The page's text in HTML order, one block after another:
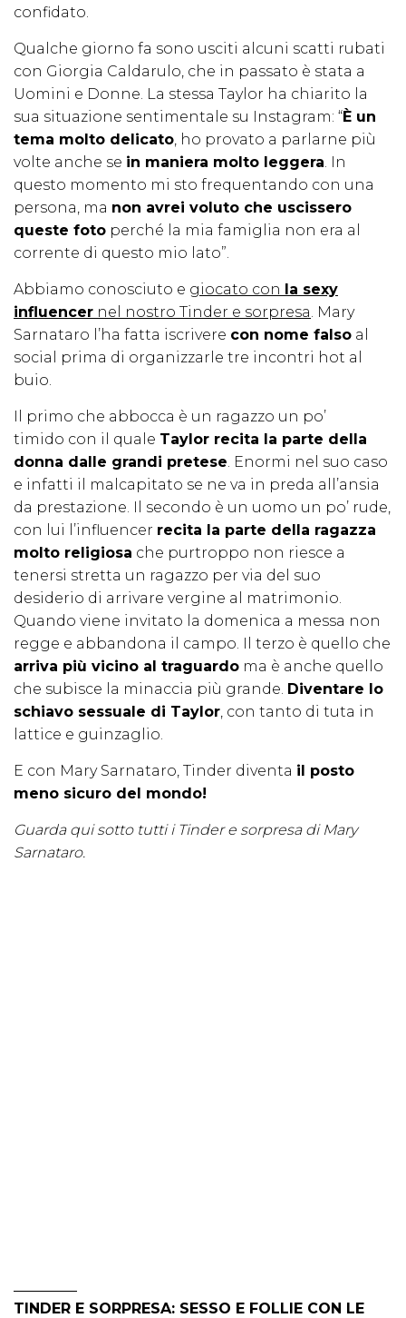
confidato.
Qualche giorno fa sono usciti alcuni scatti rubati
con Giorgia Caldarulo, che in passato è stata a
Uomini e Donne. La stessa Taylor ha chiarito la
sua situazione sentimentale su Instagram: “È un
tema molto delicato, ho provato a parlarne più
volte anche se in maniera molto leggera. In
questo momento mi sto frequentando con una
persona, ma non avrei voluto che uscissero
queste foto perché la mia famiglia non era al
corrente di questo mio lato”.
Abbiamo conosciuto e giocato con
la sexy
influencer nel nostro Tinder e sorpresa. Mary
Sarnataro l’ha fatta iscrivere con nome falso al
social prima di organizzarle tre incontri hot al
buio.
Il primo che abbocca è un ragazzo un po’
timido con il quale Taylor recita la parte della
donna dalle grandi pretese. Enormi nel suo caso
e infatti il malcapitato se ne va in preda all’ansia
da prestazione. Il secondo è un uomo un po’ rude,
con lui l’influencer recita la parte della ragazza
molto religiosa che purtroppo non riesce a
tenersi stretta un ragazzo per via del suo
desiderio di arrivare vergine al matrimonio.
Quando viene invitato la domenica a messa non
regge e abbandona il campo. Il terzo è quello che
arriva più vicino al traguardo ma è anche quello
che subisce la minaccia più grande. Diventare lo
schiavo sessuale di Taylor, con tanto di tuta in
lattice e guinzaglio.
E con Mary Sarnataro, Tinder diventa il posto
meno sicuro del mondo!
Guarda qui sotto tutti i Tinder e sorpresa di Mary
Sarnataro.
TINDER E SORPRESA: SESSO E FOLLIE CON LE